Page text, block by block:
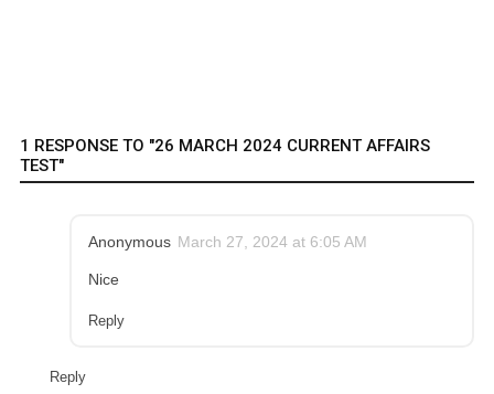
1 RESPONSE TO "26 MARCH 2024 CURRENT AFFAIRS
TEST"
Anonymous March 27, 2024 at 6:05 AM
Nice
Reply
Reply